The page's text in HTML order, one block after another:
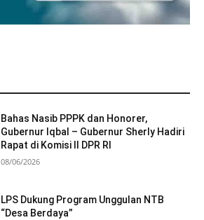
Bahas Nasib PPPK dan Honorer,
Gubernur Iqbal – Gubernur Sherly Hadiri
Rapat di Komisi II DPR RI
08/06/2026
LPS Dukung Program Unggulan NTB
“Desa Berdaya”